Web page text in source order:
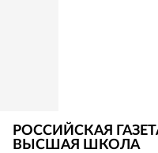
РОССИЙСКАЯ
ВЫСШАЯ ШКОЛА